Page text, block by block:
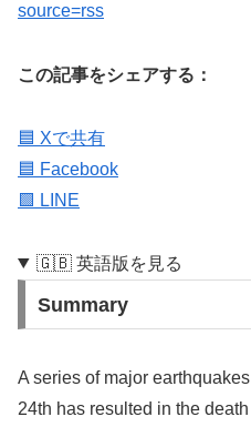
source=rss
この記事をシェアする：
🟦 Xで共有
🟦 Facebook
🟩 LINE
🇬🇧 英語版を見る
Summary
A series of major
24th has resulted in the